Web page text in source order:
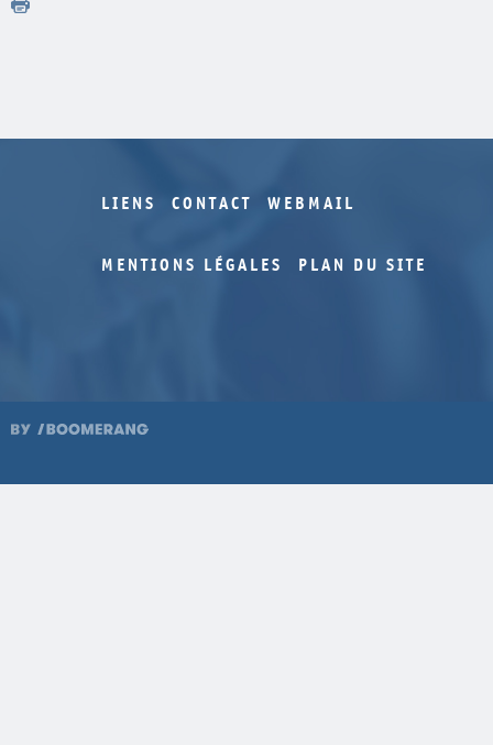
LIENS CONTACT WEBMAIL
MENTIONS LÉGALES PLAN DU SITE